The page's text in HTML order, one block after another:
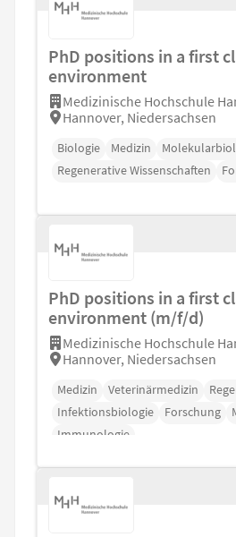
PhD positions in a first
environment
Medizinische Hochschule
Hannover, Niedersachsen
Biologie Medizin
Regenerative Wissenschaften
PhD positions in a first
environment (m/f/d)
Medizinische Hochschule
Hannover, Niedersachsen
Medizin Veterinärmedizin
Infektionsbiologie
Forschung
Immunologie